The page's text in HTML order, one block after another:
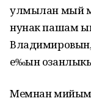
улмылан мый
нунак пашам
е‰ын
Мемнан